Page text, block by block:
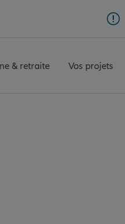
& retraite Vos projets